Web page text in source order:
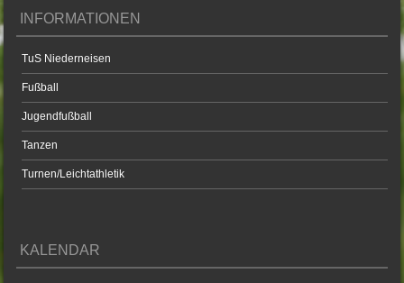
INFORMATIONEN
TuS Niederneisen
Fußball
Jugendfußball
Tanzen
Turnen/Leichtathletik
KALENDAR